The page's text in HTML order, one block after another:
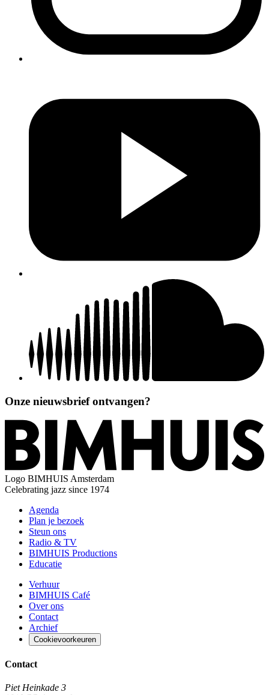
Onze nieuwsbrief ontvangen?
Logo BIMHUIS Amsterdam
Celebrating jazz since 1974
Agenda
Plan je bezoek
Steun ons
Radio & TV
BIMHUIS Productions
Educatie
Verhuur
BIMHUIS Café
Over ons
Contact
Archief
Cookievoorkeuren
Contact
Piet Heinkade 3